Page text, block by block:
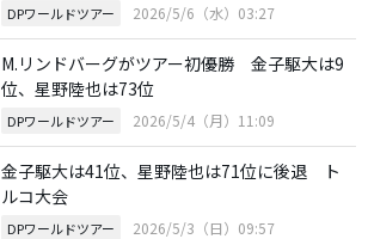
DPワールドツアー 2026/5/6（水）03:27
M.リンドバーグがツアー初優勝 金子駆大は9
位、星野陸也は73位
DPワールドツアー 2026/5/4（月）11:09
金子駆大は41位、星野陸也は71位に後退 ト
ルコ大会
DPワールドツアー 2026/5/3（日）09:57